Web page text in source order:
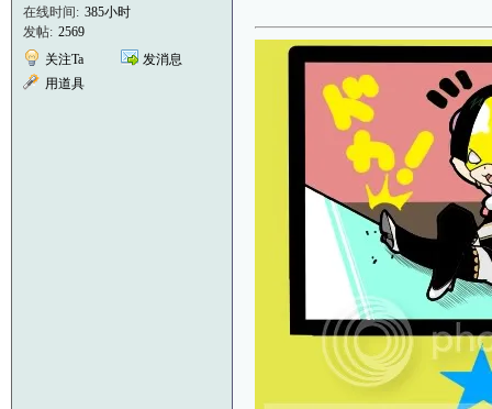
在线时间: 385小时
发帖: 2569
关注Ta
发消息
用道具